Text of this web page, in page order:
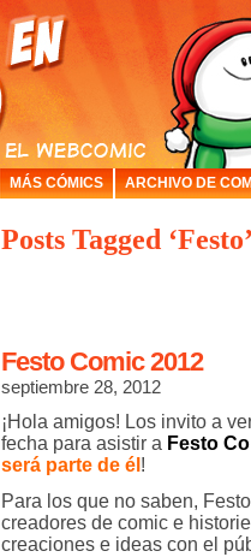
MÁS CÓMICS ARCHIVO DE
Posts Tagged
Festo Comic 2012
septiembre 28, 2012
¡Hola amigos! Los invito a
fecha para asistir a Festo
será parte de él !
Para los que no saben,
creadores de comic e
creaciones e ideas con el